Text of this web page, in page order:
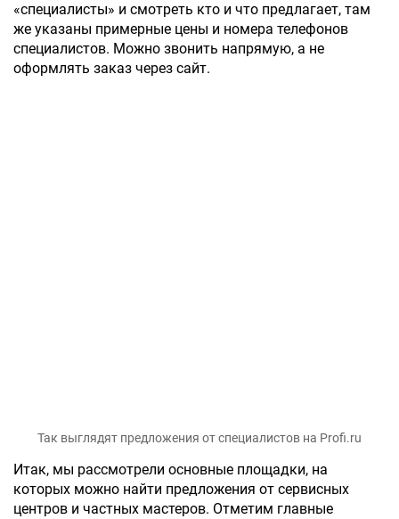
«специалисты» и смотреть кто и что предлагает, там
же указаны примерные цены и номера телефонов
специалистов. Можно звонить напрямую, а не
оформлять заказ через сайт.
Так выглядят предложения от специалистов на Profi.ru
Итак, мы рассмотрели основные площадки, на
которых можно найти предложения от сервисных
центров и частных мастеров. Отметим главные